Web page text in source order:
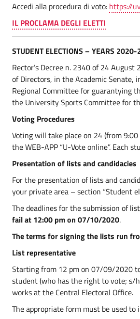
Accedi alla procedura di voto: https://
IL PROCLAMA DEGLI ELETTI
STUDENT ELECTIONS – YEARS
Rector’s Decree n. 2340 of 24
of Directors, in the Academic Senate,
Regional Committee for guarantying
the University Sports Committee for
Voting Procedures
Voting will take place on 24 (from
the WEB-APP “U-Vote online”. Each
Presentation of lists and candidacies
For the presentation of lists and
your private area – section “Student
The deadlines for the submission of
fail at 12:00 pm on 07/10/2020.
The terms for signing the lists run
List representative
Starting from 12 pm on 07/09/2020
student (who has the right to vote; s/
works at the Central Electoral Office.
The appropriate form must be used